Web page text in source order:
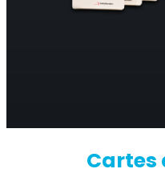
Cartes